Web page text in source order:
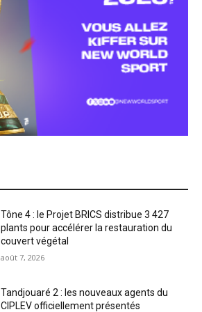
Tône 4 : le Projet BRICS distribue 3 427
plants pour accélérer la restauration du
couvert végétal
août 7, 2026
Tandjouaré 2 : les nouveaux agents du
CIPLEV officiellement présentés